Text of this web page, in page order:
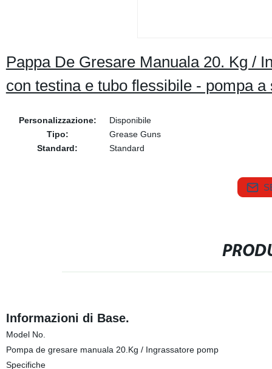
Pappa De Gresare Manuala 20. Kg /
con testina e tubo flessibile - pompa
Personalizzazione:
Disponibile
Tipo:
Grease Guns
Standard:
Standard
Informazioni di Base.
Model No.
Pompa de gresare manuala 20.Kg / Ingrassatore pomp
Specifiche